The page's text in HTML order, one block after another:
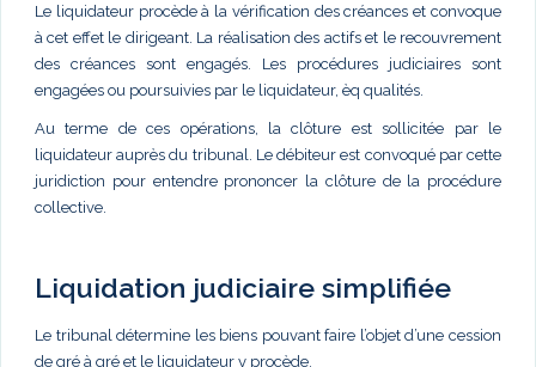
Le liquidateur procède à la vérification des créances et convoque
à cet effet le dirigeant. La réalisation des actifs et le recouvrement
des créances sont engagés. Les procédures judiciaires sont
engagées ou poursuivies par le liquidateur, èq qualités.
Au terme de ces opérations, la clôture est sollicitée par le
liquidateur auprès du tribunal. Le débiteur est convoqué par cette
juridiction pour entendre prononcer la clôture de la procédure
collective.
Liquidation judiciaire simplifiée
Le tribunal détermine les biens pouvant faire l’objet d’une cession
de gré à gré et le liquidateur y procède.